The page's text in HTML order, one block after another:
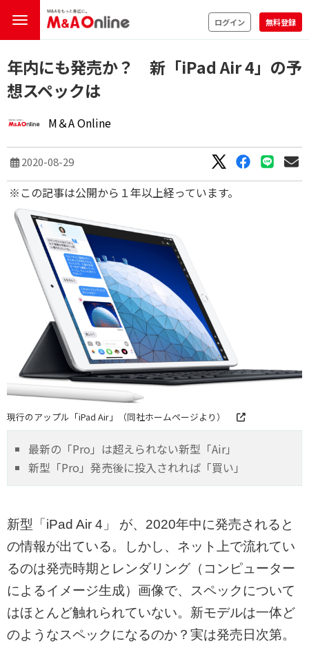
ログイン 無料登録
年内にも発売か？ 新「iPad Air 4」の予
想スペックは
M＆A Online
2020-08-29
※この記事は公開から１年以上経っています。
現行のアップル「iPad Air」（同社ホームページより）
最新の「Pro」は超えられない新型「Air」
新型「Pro」発売後に投入されれば「買い」
新型「iPad Air 4」 が、2020年中に発売されると
の情報が出ている。しかし、ネット上で流れてい
るのは発売時期とレンダリング（コンピューター
によるイメージ生成）画像で、スペックについて
はほとんど触れられていない。新モデルは一体ど
のようなスペックになるのか？実は発売日次第。